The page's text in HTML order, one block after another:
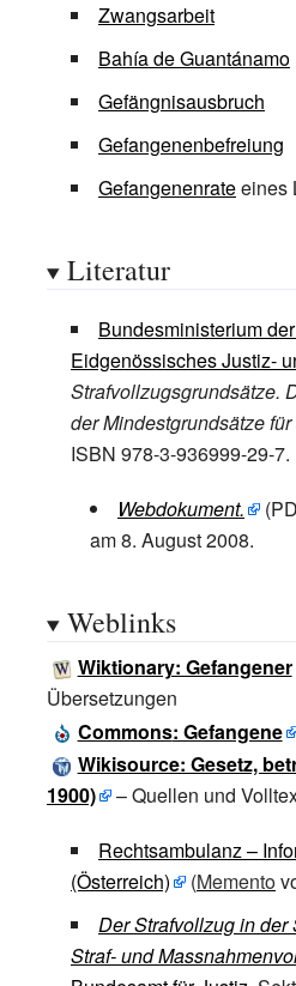
Zwangsarbeit
Bahía de Guantánamo
Gefängnisausbruch
Gefangenenbefreiung
Gefangenenrateeines
Literatur
Bundesministerium
Eidgenössisches Justiz-
Strafvollzugsgrundsätze.
der Mindestgrundsätze
ISBN 978-3-936999-29-7.
Webdokument.
am 8. August 2008.
Weblinks
Wiktionary: Gefangener
Übersetzungen
Commons: Gefangene
Wikisource: Gesetz,
1900)
– Quellen und
Rechtsambulanz –
(Österreich)
(Memento
Der Strafvollzug in
Straf- und